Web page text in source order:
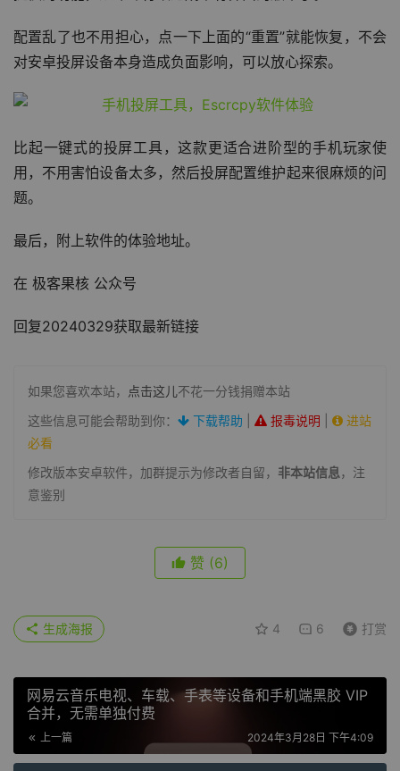
配置乱了也不用担心，点一下上面的“重置”就能恢复，不会
对安卓投屏设备本身造成负面影响，可以放心探索。
比起一键式的投屏工具，这款更适合进阶型的手机玩家使
用，不用害怕设备太多，然后投屏配置维护起来很麻烦的问
题。
最后，附上软件的体验地址。
在 极客果核 公众号
回复20240329获取最新链接
如果您喜欢本站， 点击这儿不花一分钱捐赠本站
这些信息可能会帮助到你：
下载帮助 报毒说明
进站
必看
修改版本安卓软件，加群提示为修改者自留， 非本站信息，注
意鉴别
赞 (6)
4 6 打赏
生成海报
网易云音乐电视、车载、手表等设备和手机端黑胶 VIP
合并，无需单独付费
上一篇 2024年3月28日 下午4:09